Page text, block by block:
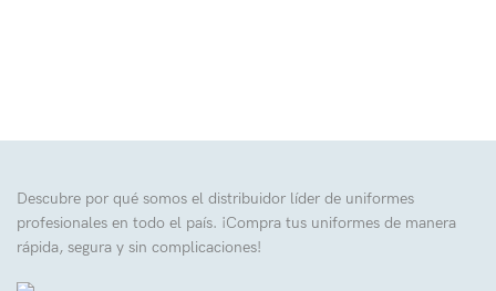
Descubre por qué somos el distribuidor líder de uniformes
profesionales en todo el país. ¡Compra tus uniformes de manera
rápida, segura y sin complicaciones!